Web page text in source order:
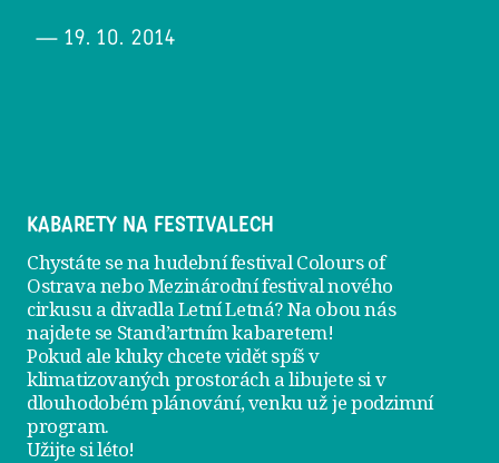
— 19. 10. 2014
KABARETY NA FESTIVALECH
Chystáte se na hudební festival Colours of
Ostrava nebo Mezinárodní festival nového
cirkusu a divadla Letní Letná? Na obou nás
najdete se Stand’artním kabaretem!
Pokud ale kluky chcete vidět spíš v
klimatizovaných prostorách a libujete si v
dlouhodobém plánování, venku už jepodzimní
program.
Užijte si léto!